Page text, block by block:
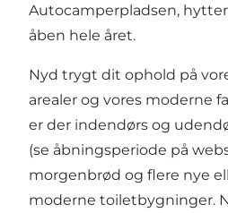
Autocamperpladsen,
åben hele året.
Nyd trygt dit ophold på
arealer og vores moderne
er der indendørs og
(se åbningsperiode på
morgenbrød og flere nye
moderne toiletbygninger.